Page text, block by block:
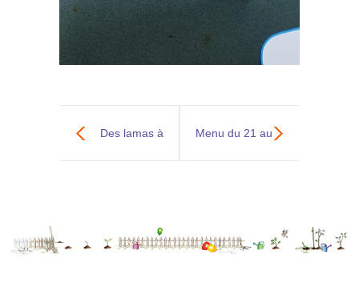
Des lamas à Menu du 21 au